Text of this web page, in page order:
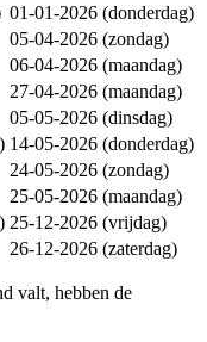
01-01-2026 (donderdag)
05-04-2026 (zondag)
06-04-2026 (maandag)
27-04-2026 (maandag)
05-05-2026 (dinsdag)
14-05-2026 (donderdag)
24-05-2026 (zondag)
25-05-2026 (maandag)
25-12-2026 (vrijdag)
26-12-2026 (zaterdag)
valt, hebben de